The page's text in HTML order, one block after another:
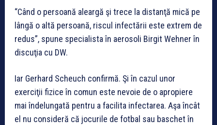
“Când o persoană aleargă şi trece la distanţă mică pe
lângă o altă persoană, riscul infectării este extrem de
redus”, spune specialista în aerosoli Birgit Wehner în
discuţia cu DW.
Iar Gerhard Scheuch confirmă. Şi în cazul unor
exerciţii fizice în comun este nevoie de o apropiere
mai îndelungată pentru a facilita infectarea. Aşa încât
el nu consideră că jocurile de fotbal sau baschet în